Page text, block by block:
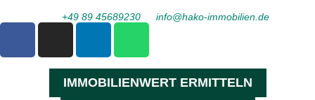
+49 89 45689230 info@hako-immobilien.de
IMMOBILIENWERT ERMITTELN